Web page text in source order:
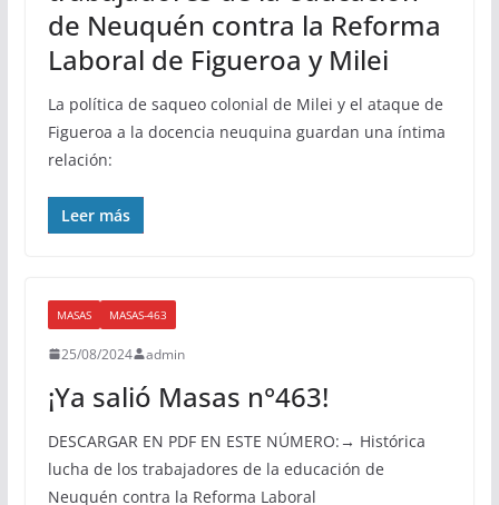
de Neuquén contra la Reforma
Laboral de Figueroa y Milei
La política de saqueo colonial de Milei y el ataque de
Figueroa a la docencia neuquina guardan una íntima
relación:
Leer más
MASAS MASAS-463
25/08/2024 admin
¡Ya salió Masas n°463!
DESCARGAR EN PDF EN ESTE NÚMERO:→ Histórica
lucha de los trabajadores de la educación de
Neuquén contra la Reforma Laboral